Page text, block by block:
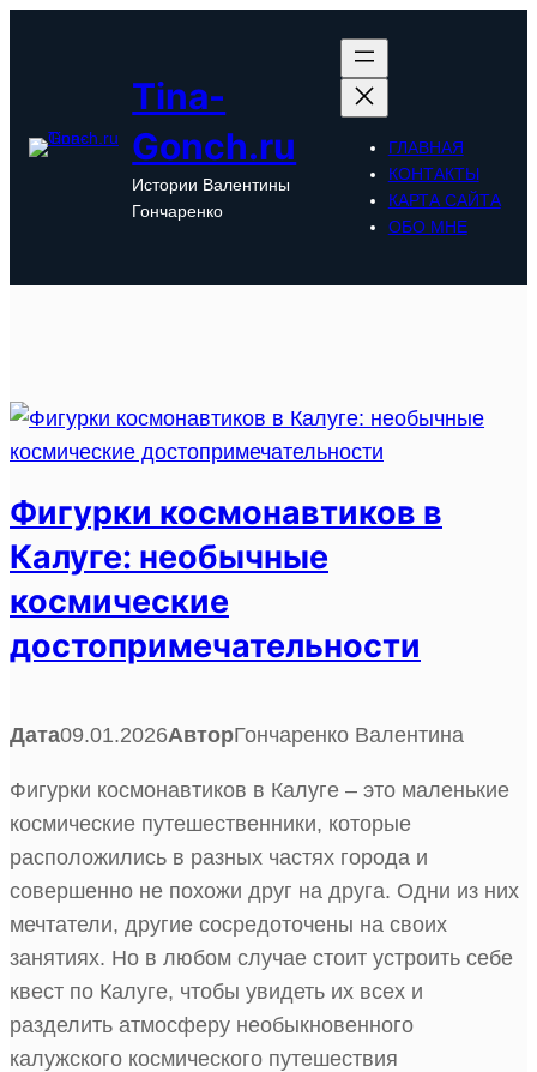
Tina-
Gonch.ru
Истории Валентины
Гончаренко
ГЛАВНАЯ
КОНТАКТЫ
КАРТА САЙТА
ОБО МНЕ
Фигурки космонавтиков в
Калуге: необычные
космические
достопримечательности
Дата09.01.2026АвторГончаренко Валентина
Фигурки космонавтиков в Калуге – это маленькие
космические путешественники, которые
расположились в разных частях города и
совершенно не похожи друг на друга. Одни из них
мечтатели, другие сосредоточены на своих
занятиях. Но в любом случае стоит устроить себе
квест по Калуге, чтобы увидеть их всех и
разделить атмосферу необыкновенного
калужского космического путешествия